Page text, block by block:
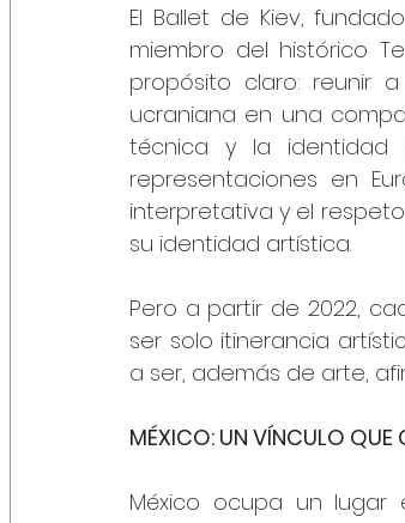
El Ballet de Kiev,
miembro del histórico
propósito claro: reunir
ucraniana en una
técnica y la identidad
representaciones en
interpretativa y el
su identidad artística.
Pero a partir de 2022,
ser solo itinerancia
a ser, además de arte,
MÉXICO: UN VÍNCULO QUE
México ocupa un lugar